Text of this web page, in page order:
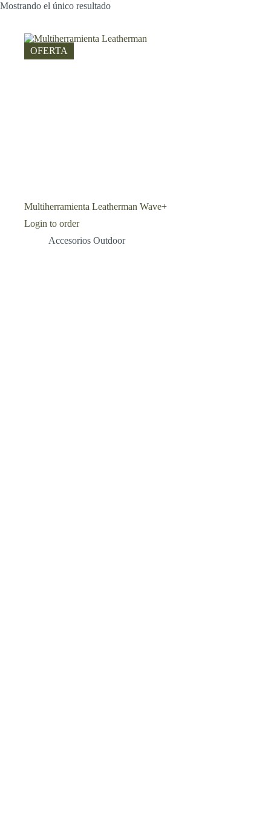
Mostrando el único resultado
OFERTA
Multiherramienta Leatherman Wave+
Login to order
Accesorios Outdoor